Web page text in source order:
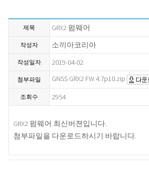
제목 GRX2 펌웨어
작성자 소끼아코리아
작성일자 2019-04-02
첨부파일 GNSS GRX2 FW 4.7p10.zip
조회수 2954
GRX2 펌웨어 최신버젼입니다.
첨부파일을 다운로드하시기 바랍니다.
오시는길